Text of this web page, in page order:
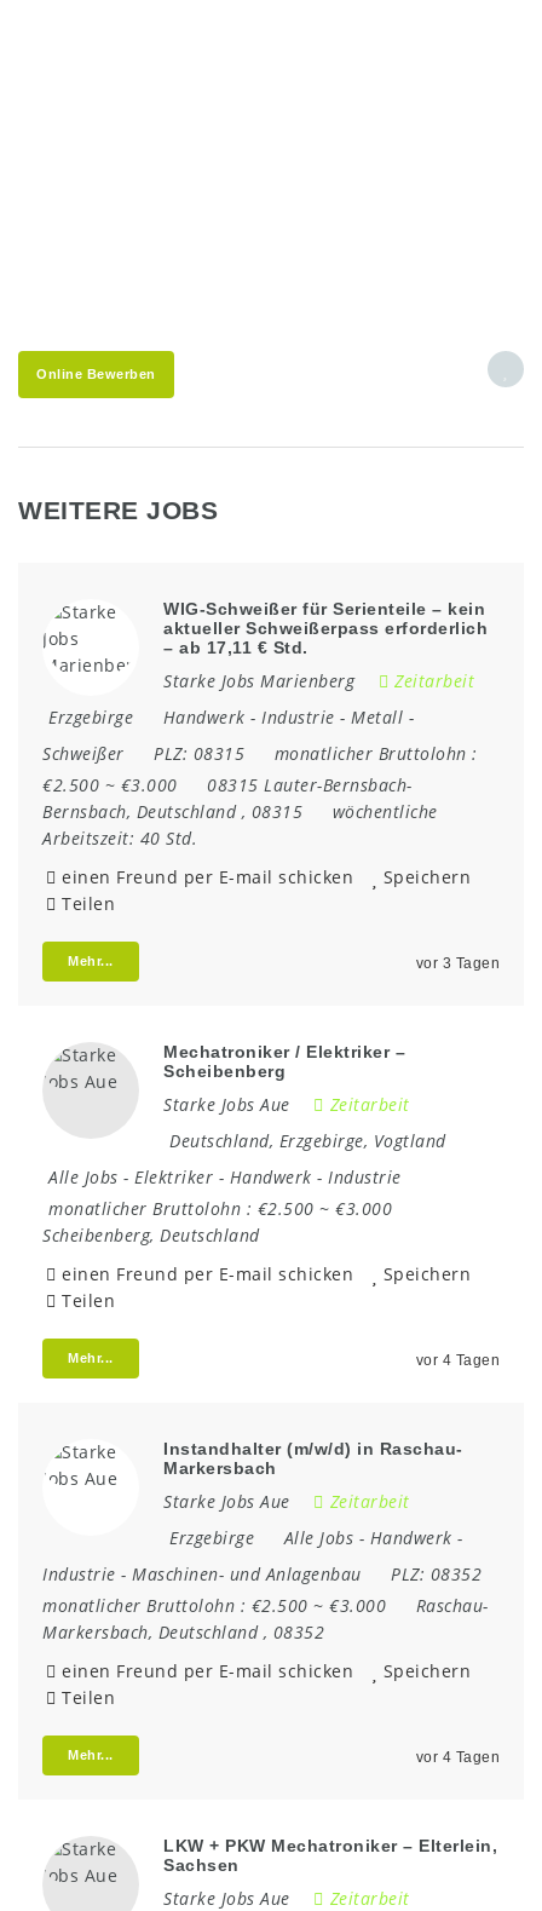
Online Bewerben
WEITERE JOBS
WIG-Schweißer für Serienteile – kein
aktueller Schweißerpass erforderlich
– ab 17,11 € Std.
Starke Jobs Marienberg
Zeitarbeit
Erzgebirge
Handwerk - Industrie - Metall -
Schweißer
PLZ: 08315
monatlicher Bruttolohn :
€2.500 ~ €3.000
08315 Lauter-Bernsbach-
Bernsbach, Deutschland, 08315
wöchentliche
Arbeitszeit: 40 Std.
einen Freund per E-mail schicken
Speichern
Teilen
Mehr... vor 3 Tagen
Mechatroniker / Elektriker –
Scheibenberg
Starke Jobs Aue
Zeitarbeit
Deutschland, Erzgebirge, Vogtland
Alle Jobs - Elektriker - Handwerk - Industrie
monatlicher Bruttolohn : €2.500 ~ €3.000
Scheibenberg, Deutschland
einen Freund per E-mail schicken
Speichern
Teilen
Mehr... vor 4 Tagen
Instandhalter (m/w/d) in Raschau-
Markersbach
Starke Jobs Aue
Zeitarbeit
Erzgebirge
Alle Jobs - Handwerk -
Industrie - Maschinen- und Anlagenbau PLZ: 08352
monatlicher Bruttolohn : €2.500 ~ €3.000
Raschau-
Markersbach, Deutschland, 08352
einen Freund per E-mail schicken
Speichern
Teilen
Mehr... vor 4 Tagen
LKW + PKW Mechatroniker – Elterlein,
Sachsen
Starke Jobs Aue
Zeitarbeit